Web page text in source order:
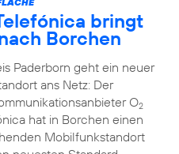
bringt
Borchen
Paderborn geht ein neuer
ans Netz: Der
O2
hat in Borchen einen
Mobilfunkstandort